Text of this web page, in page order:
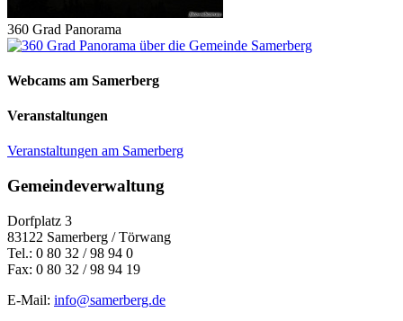
360 Grad Panorama
Webcams am Samerberg
Veranstaltungen
Veranstaltungen am Samerberg
Gemeindeverwaltung
Dorfplatz 3
83122 Samerberg / Törwang
Tel.: 0 80 32 / 98 94 0
Fax: 0 80 32 / 98 94 19
E-Mail: info@samerberg.de